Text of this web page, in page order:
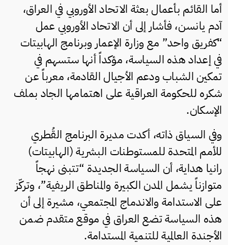
أما القائم بأعمال بعثة الاتحاد الأوروبي في العراق،
آدم يانسن، فأشار إلى أن الاتحاد الأوروبي عمل
“كفريق واحد” مع وزارة الإعمار وبرنامج الهابيتات
في إعداد هذه السياسة، مؤكداً أنها ستسهم في
تمكين الشباب ودعم الأجيال القادمة، معرباً عن
شكره للحكومة العراقية على اهتمامها الجاد بملف
الإسكان.
وفي السياق ذاته، أكدت مديرة البرنامج القُطري
للأمم المتحدة للمستوطنات البشرية (الهابيتات)
رانيا هداية، أن السياسة الجديدة “تتبنى نهجاً
متوازناً يشمل المدن الكبيرة والمناطق الريفية”، وتركّز
على الاستدامة والاندماج المجتمعي، مشيرة إلى أن
هذه السياسة تضع العراق في موقع متقدم ضمن
الأجندة العالمية للتنمية المستدامة.